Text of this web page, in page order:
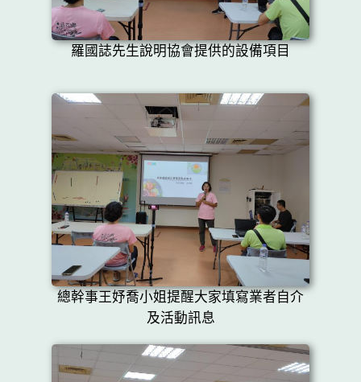
羅國誌先生說明協會提供的設備項目
總幹事王妤喬小姐提醒大家填寫業者自介
及活動訊息